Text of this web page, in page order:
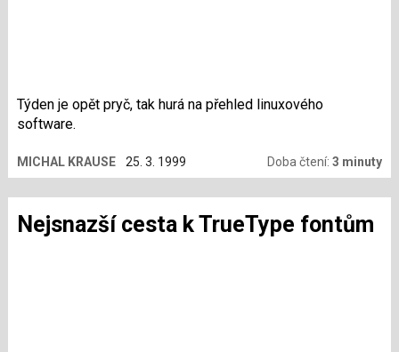
Týden je opět pryč, tak hurá na přehled linuxového
software.
MICHAL KRAUSE 25. 3. 1999 Doba čtení:3 minuty
Nejsnazší cesta k TrueType fontům